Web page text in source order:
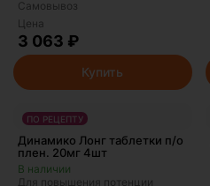
Самовывоз
Цена
3 063 ₽
Купить
ПО РЕЦЕПТУ
Динамико Лонг таблетки п/о
плен. 20мг 4шт
Для повышения потенции